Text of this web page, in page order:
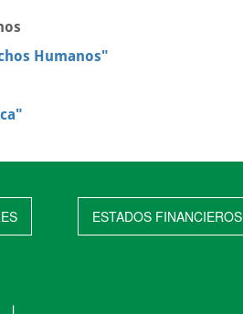
Humanos"
ESTADOS FINANCIEROS